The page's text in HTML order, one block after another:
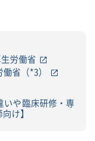
労働省
省（*3）
いや臨床研修・専
け】